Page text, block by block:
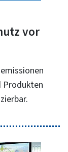
vor
Produkten